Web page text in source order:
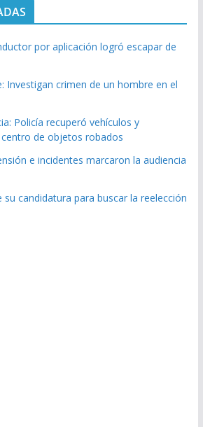
por aplicación logró escapar de
Investigan crimen de un hombre en el
Policía recuperó vehículos y
de objetos robados
e incidentes marcaron la audiencia
su candidatura para buscar la reelección